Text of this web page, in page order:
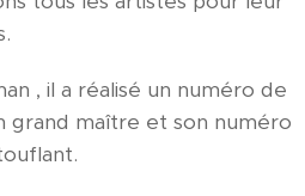
, il a réalisé un numéro de
grand maître et son numéro